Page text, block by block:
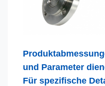
und Parameter
Für spezifische